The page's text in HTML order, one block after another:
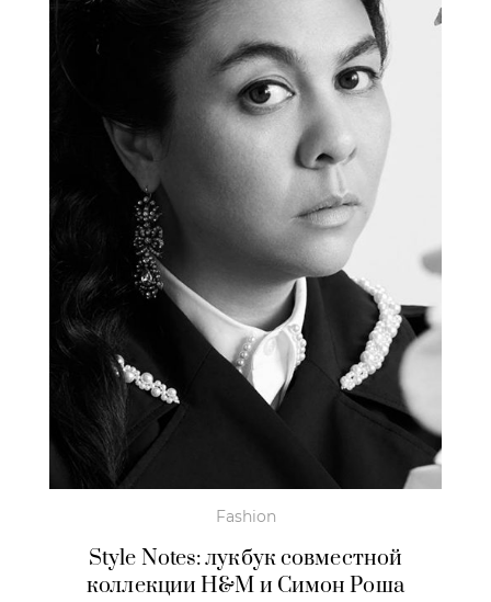
Fashion
Style Notes: лукбук совместной
коллекции H&M и Симон Роша